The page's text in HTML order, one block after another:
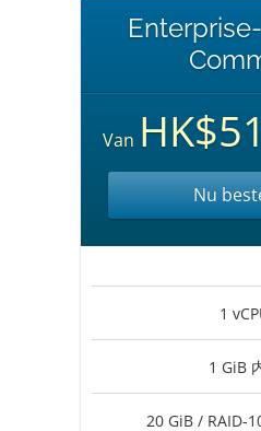
Van
Nu
1
1 GiB
20 GiB / RAID-